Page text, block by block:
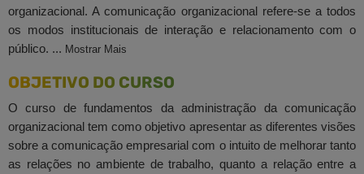
organizacional. A comunicação organizacional refere-se a todos
os modos institucionais de interação e relacionamento com o
público. ... Mostrar Mais
OBJETIVO DO CURSO
O curso de fundamentos da administração da comunicação
organizacional tem como objetivo apresentar as diferentes visões
sobre a comunicação empresarial com o intuito de melhorar tanto
as relações no ambiente de trabalho, quanto a relação entre a